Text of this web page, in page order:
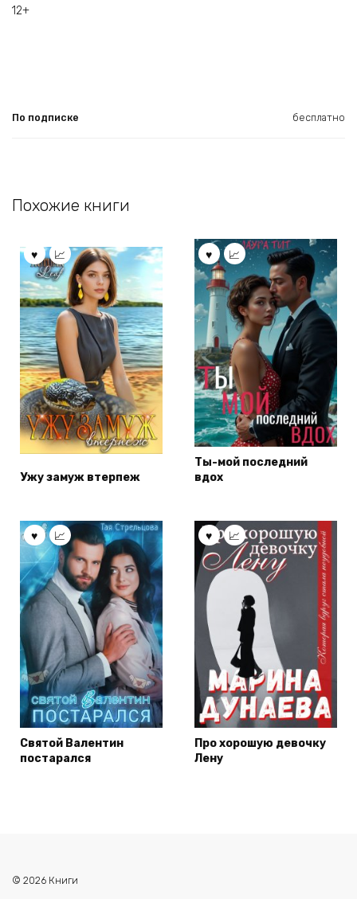
12+
По подписке бесплатно
Похожие книги
Ужу замуж втерпеж
Ты-мой последний
вдох
Святой Валентин
постарался
Про хорошую девочку
Лену
© 2026 Книги